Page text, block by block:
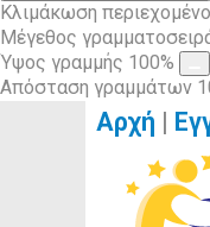
Κλιμάκωση
Μέγεθος
Ύψος γραμμής 100%
Απόσταση γραμμάτων
Αρχή |